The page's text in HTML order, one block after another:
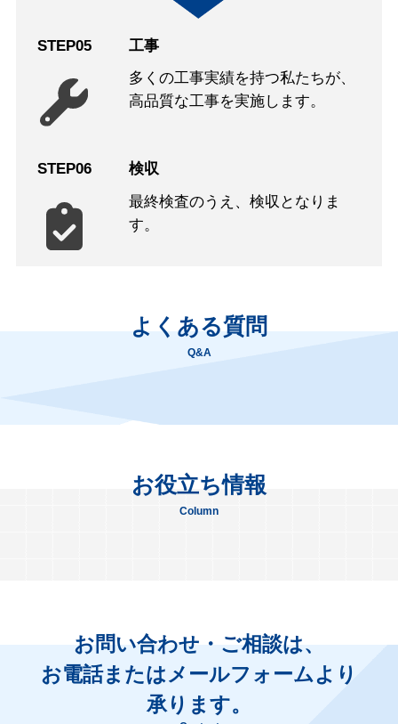
STEP05
工事
多くの工事実績を持つ私たちが、
高品質な工事を実施します。
STEP06
検収
最終検査のうえ、検収となりま
す。
よくある質問
Q&A
お役立ち情報
Column
お問い合わせ・ご相談は、
お電話またはメールフォームより
承ります。